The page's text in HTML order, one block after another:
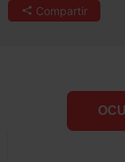
Compartir